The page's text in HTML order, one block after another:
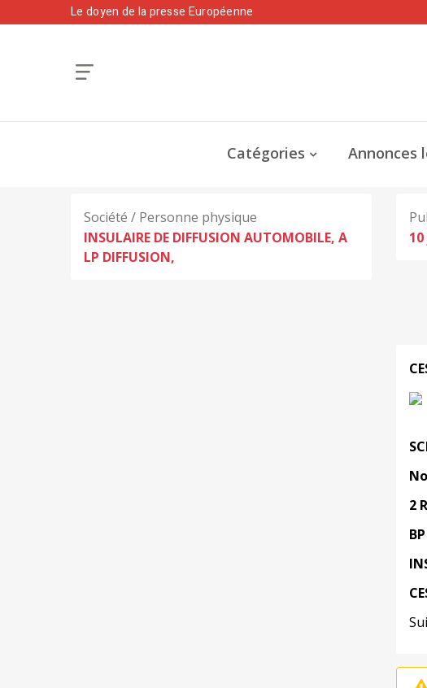
Le doyen de la presse Européenne
Catégories Annonces
Société / Personne physique
INSULAIRE DE DIFFUSION AUTOMOBILE, A
LP DIFFUSION,
2
BP